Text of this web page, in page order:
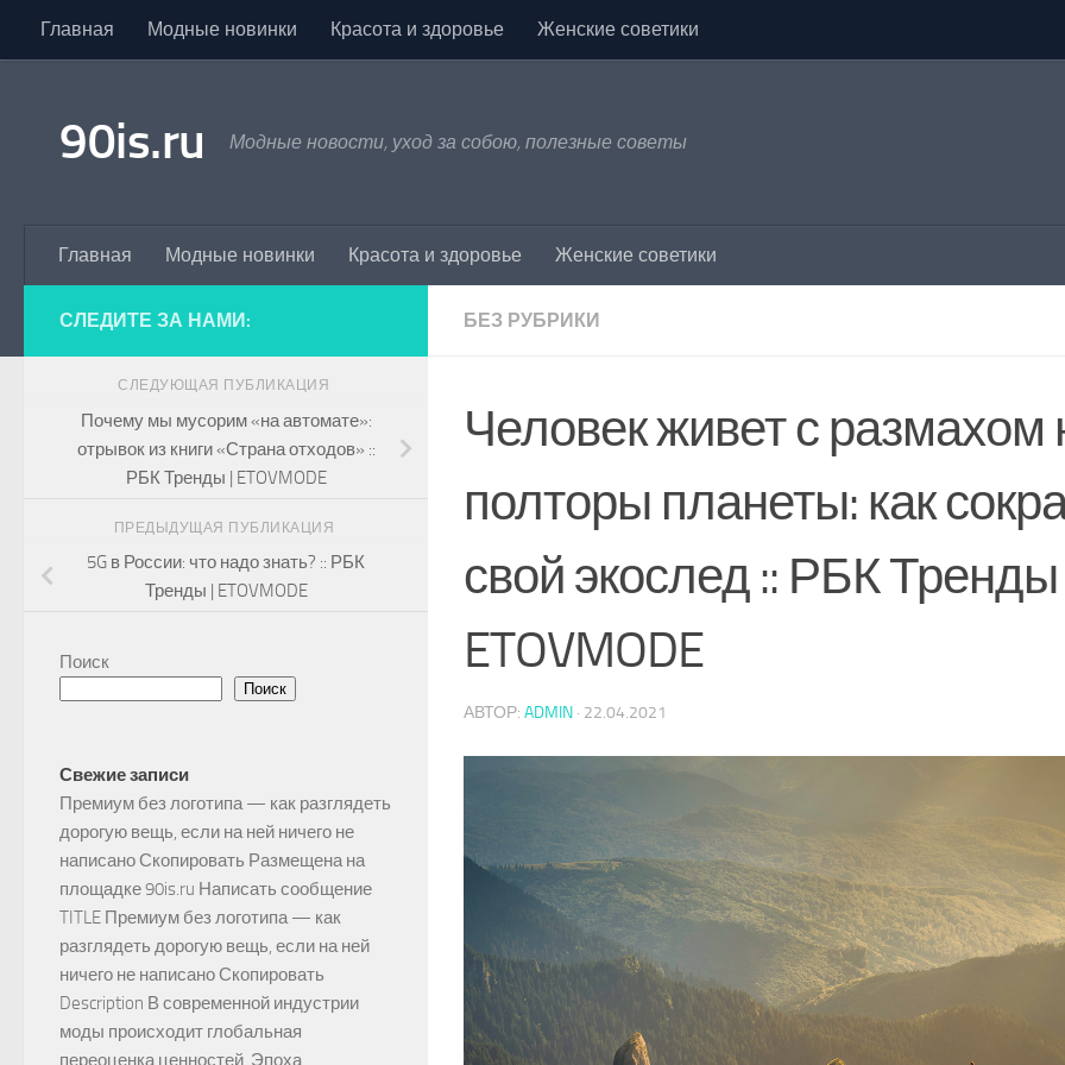
Skip to content
Главная Модные новинки Красота и здоровье Женские советики
90is.ru Модные новости, уход за собою, полезные советы
Главная Модные новинки Красота и здоровье Женские советики
БЕЗ РУБРИКИ
Человек живет с размахом
полторы планеты: как
свой экослед :: РБК Тренды
ETOVMODE
АВТОР: ADMIN · 22.04.2021
СЛЕДИТЕ ЗА НАМИ:
СЛЕДУЮЩАЯ ПУБЛИКАЦИЯ
Почему мы мусорим «на автомате»:
отрывок из книги «Страна отходов» ::
РБК Тренды | ETOVMODE
ПРЕДЫДУЩАЯ ПУБЛИКАЦИЯ
5G в России: что надо знать? :: РБК
Тренды | ETOVMODE
Поиск
Поиск
Свежие записи
Премиум без логотипа — как разглядеть
дорогую вещь, если на ней ничего не
написано Скопировать Размещена на
площадке 90is.ru Написать сообщение
TITLE Премиум без логотипа — как
разглядеть дорогую вещь, если на ней
ничего не написано Скопировать
Description В современной индустрии
моды происходит глобальная
переоценка ценностей. Эпоха